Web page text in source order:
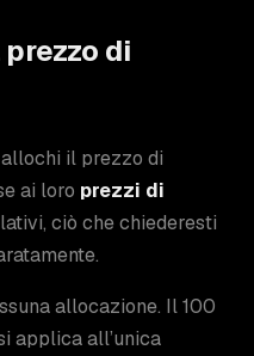
di
il prezzo di
ai loro prezzi di
ciò che chiederesti
allocazione. Il 100
applica all’unica